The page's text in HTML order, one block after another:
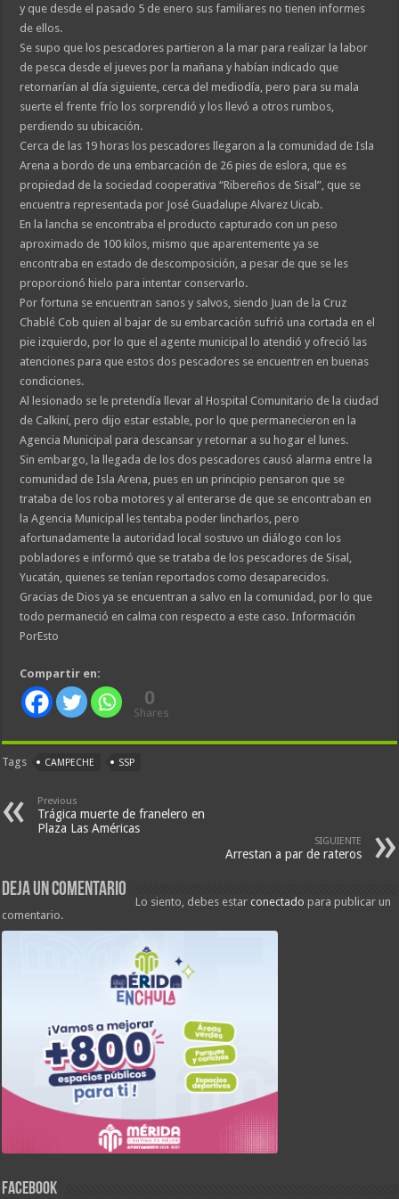
y que desde el pasado 5 de enero sus familiares no tienen informes
de ellos.
Se supo que los pescadores partieron a la mar para realizar la labor
de pesca desde el jueves por la mañana y habían indicado que
retornarían al día siguiente, cerca del mediodía, pero para su mala
suerte el frente frío los sorprendió y los llevó a otros rumbos,
perdiendo su ubicación.
Cerca de las 19 horas los pescadores llegaron a la comunidad de Isla
Arena a bordo de una embarcación de 26 pies de eslora, que es
propiedad de la sociedad cooperativa “Ribereños de Sisal”, que se
encuentra representada por José Guadalupe Alvarez Uicab.
En la lancha se encontraba el producto capturado con un peso
aproximado de 100 kilos, mismo que aparentemente ya se
encontraba en estado de descomposición, a pesar de que se les
proporcionó hielo para intentar conservarlo.
Por fortuna se encuentran sanos y salvos, siendo Juan de la Cruz
Chablé Cob quien al bajar de su embarcación sufrió una cortada en el
pie izquierdo, por lo que el agente municipal lo atendió y ofreció las
atenciones para que estos dos pescadores se encuentren en buenas
condiciones.
Al lesionado se le pretendía llevar al Hospital Comunitario de la ciudad
de Calkiní, pero dijo estar estable, por lo que permanecieron en la
Agencia Municipal para descansar y retornar a su hogar el lunes.
Sin embargo, la llegada de los dos pescadores causó alarma entre la
comunidad de Isla Arena, pues en un principio pensaron que se
trataba de los roba motores y al enterarse de que se encontraban en
la Agencia Municipal les tentaba poder lincharlos, pero
afortunadamente la autoridad local sostuvo un diálogo con los
pobladores e informó que se trataba de los pescadores de Sisal,
Yucatán, quienes se tenían reportados como desaparecidos.
Gracias de Dios ya se encuentran a salvo en la comunidad, por lo que
todo permaneció en calma con respecto a este caso. Información
PorEsto
Compartir en:
0
Shares
Tags CAMPECHE SSP
Previous
Trágica muerte de franelero en
Plaza Las Américas
SIGUIENTE
Arrestan a par de rateros
Deja un comentario
Lo siento, debes estarconectado para publicar un
comentario.
FACEBOOK